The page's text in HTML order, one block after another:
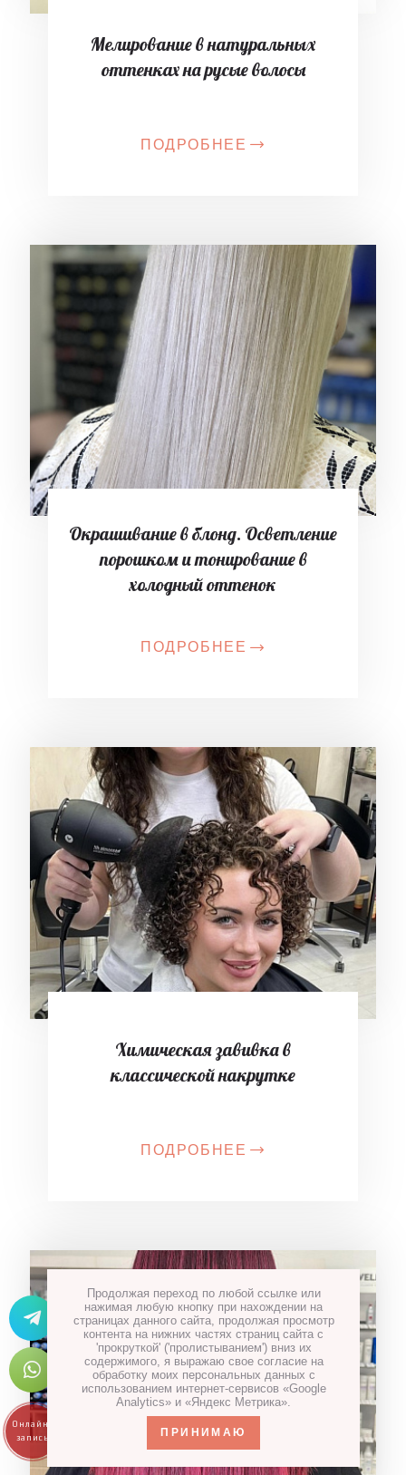
Мелирование в натуральных
оттенках на русые волосы
ПОДРОБНЕЕ
Окрашивание в блонд. Осветление
порошком и тонирование в
холодный оттенок
ПОДРОБНЕЕ
Химическая завивка в
классической накрутке
ПОДРОБНЕЕ
Продолжая переход по любой ссылке или
нажимая любую кнопку при нахождении на
страницах данного сайта, продолжая просмотр
контента на нижних частях страниц сайта с
'прокруткой' ('пролистыванием') вниз их
содержимого, я выражаю свое согласие на
обработку моих персональных данных с
использованием интернет-сервисов «Google
Analytics» и «Яндекс Метрика».
ПРИНИМАЮ